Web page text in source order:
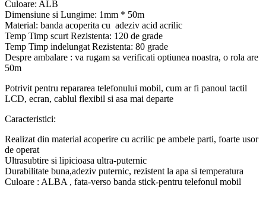
Culoare: ALB
Dimensiune si Lungime: 1mm * 50m
Material: banda acoperita cu adeziv acid acrilic
Temp Timp scurt Rezistenta: 120 de grade
Temp Timp indelungat Rezistenta: 80 grade
Despre ambalare : va rugam sa verificati optiunea noastra, o rola are
50m
Potrivit pentru repararea telefonului mobil, cum ar fi panoul tactil
LCD, ecran, cablul flexibil si asa mai departe
Caracteristici:
Realizat din material acoperire cu acrilic pe ambele parti, foarte usor
de operat
Ultrasubtire si lipicioasa ultra-puternic
Durabilitate buna,adeziv puternic, rezistent la apa si temperatura
Culoare : ALBA , fata-verso banda stick-pentru telefonul mobil